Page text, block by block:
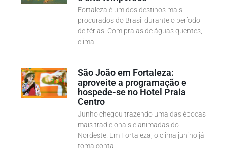
Fortaleza é um dos destinos mais
procurados do Brasil durante o período
de férias. Com praias de águas quentes,
clima
São João em Fortaleza:
aproveite a programação e
hospede-se no Hotel Praia
Centro
Junho chegou trazendo uma das épocas
mais tradicionais e animadas do
Nordeste. Em Fortaleza, o clima junino já
toma conta